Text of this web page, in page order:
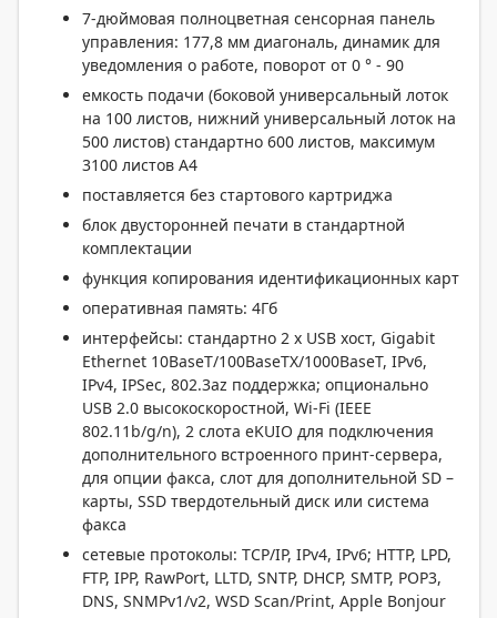
7-дюймовая полноцветная сенсорная панель
управления: 177,8 мм диагональ, динамик для
уведомления о работе, поворот от 0 ° - 90
емкость подачи (боковой универсальный лоток
на 100 листов, нижний универсальный лоток на
500 листов) стандартно 600 листов, максимум
3100 листов А4
поставляется без стартового картриджа
блок двусторонней печати в стандартной
комплектации
функция копирования идентификационных карт
оперативная память: 4Гб
интерфейсы: стандартно 2 x USB хост, Gigabit
Ethernet 10BaseT/100BaseTX/1000BaseT, IPv6,
IPv4, IPSec, 802.3az поддержка; опционально
USB 2.0 высокоскоростной, Wi-Fi (IEEE
802.11b/g/n), 2 слота eKUIO для подключения
дополнительного встроенного принт-сервера,
для опции факса, слот для дополнительной SD –
карты, SSD твердотельный диск или система
факса
сетевые протоколы: TCP/IP, IPv4, IPv6; HTTP, LPD,
FTP, IPP, RawPort, LLTD, SNTP, DHCP, SMTP, POP3,
DNS, SNMPv1/v2, WSD Scan/Print, Apple Bonjour